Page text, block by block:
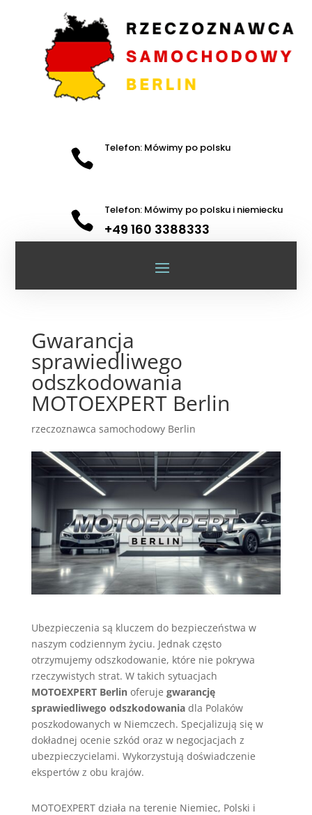
 Telefon: Mówimy po polsku
 Telefon: Mówimy po polsku i niemiecku
+49 160 3388333
Gwarancja
sprawiedliwego
odszkodowania
MOTOEXPERT Berlin
rzeczoznawca samochodowy Berlin
Ubezpieczenia są kluczem do bezpieczeństwa w
naszym codziennym życiu. Jednak często
otrzymujemy odszkodowanie, które nie pokrywa
rzeczywistych strat. W takich sytuacjach
MOTOEXPERT Berlinoferuje gwarancję
sprawiedliwego odszkodowaniadla Polaków
poszkodowanych w Niemczech. Specjalizują się w
dokładnej ocenie szkód oraz w negocjacjach z
ubezpieczycielami. Wykorzystują doświadczenie
ekspertów z obu krajów.
MOTOEXPERT działa na terenie Niemiec, Polski i